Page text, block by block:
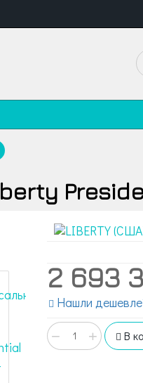
2 693
Нашли
− + В